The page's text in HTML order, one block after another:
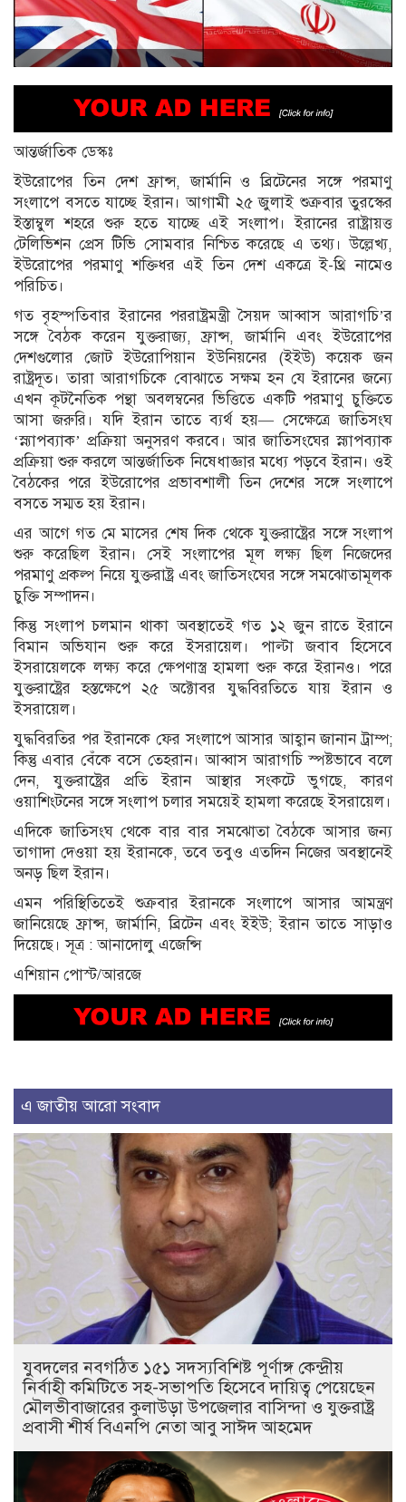
আন্তর্জাতিক ডেস্কঃ
ইউরোপের তিন দেশ ফ্রান্স, জার্মানি ও ব্রিটেনের সঙ্গে পরমাণু
সংলাপে বসতে যাচ্ছে ইরান। আগামী ২৫ জুলাই শুক্রবার তুরস্কের
ইস্তাম্বুল শহরে শুরু হতে যাচ্ছে এই সংলাপ। ইরানের রাষ্ট্রায়ত্ত
টেলিভিশন প্রেস টিভি সোমবার নিশ্চিত করেছে এ তথ্য। উল্লেখ্য,
ইউরোপের পরমাণু শক্তিধর এই তিন দেশ একত্রে ই-থ্রি নামেও
পরিচিত।
গত বৃহস্পতিবার ইরানের পররাষ্ট্রমন্ত্রী সৈয়দ আব্বাস আরাগচি’র
সঙ্গে বৈঠক করেন যুক্তরাজ্য, ফ্রান্স, জার্মানি এবং ইউরোপের
দেশগুলোর জোট ইউরোপিয়ান ইউনিয়নের (ইইউ) কয়েক জন
রাষ্ট্রদূত। তারা আরাগচিকে বোঝাতে সক্ষম হন যে ইরানের জন্যে
এখন কূটনৈতিক পন্থা অবলম্বনের ভিত্তিতে একটি পরমাণু চুক্তিতে
আসা জরুরি। যদি ইরান তাতে ব্যর্থ হয়— সেক্ষেত্রে জাতিসংঘ
‘স্ন্যাপব্যাক’ প্রক্রিয়া অনুসরণ করবে। আর জাতিসংঘের স্ন্যাপব্যাক
প্রক্রিয়া শুরু করলে আন্তর্জাতিক নিষেধাজ্ঞার মধ্যে পড়বে ইরান। ওই
বৈঠকের পরে ইউরোপের প্রভাবশালী তিন দেশের সঙ্গে সংলাপে
বসতে সম্মত হয় ইরান।
এর আগে গত মে মাসের শেষ দিক থেকে যুক্তরাষ্ট্রের সঙ্গে সংলাপ
শুরু করেছিল ইরান। সেই সংলাপের মূল লক্ষ্য ছিল নিজেদের
পরমাণু প্রকল্প নিয়ে যুক্তরাষ্ট্র এবং জাতিসংঘের সঙ্গে সমঝোতামূলক
চুক্তি সম্পাদন।
কিন্তু সংলাপ চলমান থাকা অবস্থাতেই গত ১২ জুন রাতে ইরানে
বিমান অভিযান শুরু করে ইসরায়েল। পাল্টা জবাব হিসেবে
ইসরায়েলকে লক্ষ্য করে ক্ষেপণাস্ত্র হামলা শুরু করে ইরানও। পরে
যুক্তরাষ্ট্রের হস্তক্ষেপে ২৫ অক্টোবর যুদ্ধবিরতিতে যায় ইরান ও
ইসরায়েল।
যুদ্ধবিরতির পর ইরানকে ফের সংলাপে আসার আহ্বান জানান ট্রাম্প;
কিন্তু এবার বেঁকে বসে তেহরান। আব্বাস আরাগচি স্পষ্টভাবে বলে
দেন, যুক্তরাষ্ট্রের প্রতি ইরান আস্থার সংকটে ভুগছে, কারণ
ওয়াশিংটনের সঙ্গে সংলাপ চলার সময়েই হামলা করেছে ইসরায়েল।
এদিকে জাতিসংঘ থেকে বার বার সমঝোতা বৈঠকে আসার জন্য
তাগাদা দেওয়া হয় ইরানকে, তবে তবুও এতদিন নিজের অবস্থানেই
অনড় ছিল ইরান।
এমন পরিস্থিতিতেই শুক্রবার ইরানকে সংলাপে আসার আমন্ত্রণ
জানিয়েছে ফ্রান্স, জার্মানি, ব্রিটেন এবং ইইউ; ইরান তাতে সাড়াও
দিয়েছে। সূত্র : আনাদোলু এজেন্সি
এশিয়ান পোস্ট/আরজে
এ জাতীয় আরো সংবাদ
যুবদলের নবগঠিত ১৫১ সদস্যবিশিষ্ট পূর্ণাঙ্গ কেন্দ্রীয়
নির্বাহী কমিটিতে সহ-সভাপতি হিসেবে দায়িত্ব পেয়েছেন
মৌলভীবাজারের কুলাউড়া উপজেলার বাসিন্দা ও যুক্তরাষ্ট্র
প্রবাসী শীর্ষ বিএনপি নেতা আবু সাঈদ আহমেদ